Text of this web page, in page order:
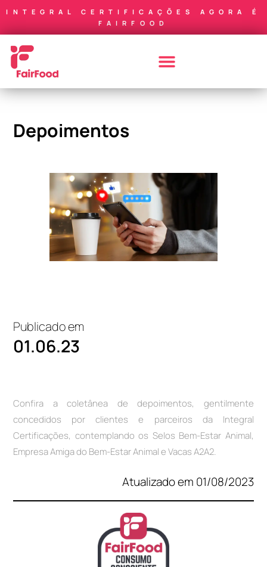
INTEGRAL CERTIFICAÇÕES AGORA É
FAIRFOOD
Depoimentos
Publicado em
01.06.23
Confira a coletânea de depoimentos, gentilmente
concedidos por clientes e parceiros da Integral
Certificações, contemplando os Selos Bem-Estar Animal,
Empresa Amiga do Bem-Estar Animal e Vacas A2A2.
Atualizado em 01/08/2023